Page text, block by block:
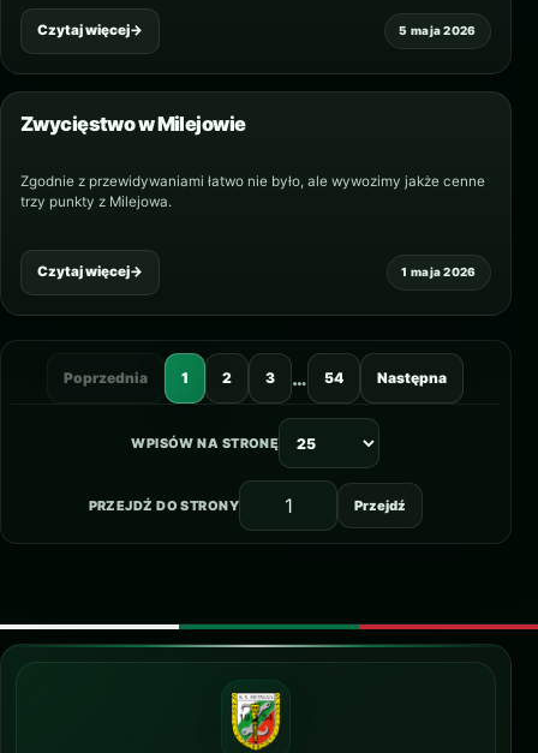
5 maja 2026
Czytaj więcej→
1 maja 2026
Zwycięstwo w Milejowie
Zgodnie z przewidywaniami łatwo nie było, ale wywozimy jakże cenne
trzy punkty z Milejowa.
Czytaj więcej→
Poprzednia 1 2 3 … 54 Następna
WPISÓW NA STRONĘ
PRZEJDŹ DO STRONY Przejdź